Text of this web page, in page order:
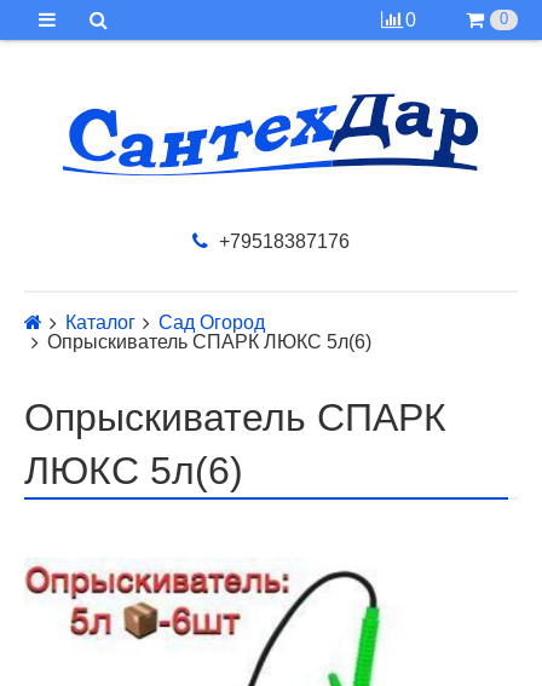
0 0
+79518387176
Каталог
Сад Огород
Опрыскиватель СПАРК ЛЮКС 5л(6)
Опрыскиватель СПАРК
ЛЮКС 5л(6)